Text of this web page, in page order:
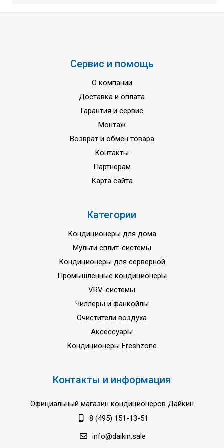
Сервис и помощь
О компании
Доставка и оплата
Гарантия и сервис
Монтаж
Возврат и обмен товара
Контакты
Партнёрам
Карта сайта
Категории
Кондиционеры для дома
Мульти сплит-системы
Кондиционеры для серверной
Промышленные кондиционеры
VRV-системы
Чиллеры и фанкойлы
Очистители воздуха
Аксессуары
Кондиционеры Freshzone
Контакты и информация
Официальный магазин кондиционеров Дайкин
8 (495) 151-13-51
info@daikin.sale